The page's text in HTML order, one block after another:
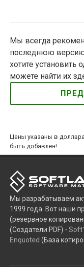
Мы всегда
последнюю
хотите
можете найти их
Цены указаны в
быть добавлен!
Мы разрабатываем
1999 года. Вот наши
(резервное
(Создатели PDF) -
Enquoted (База